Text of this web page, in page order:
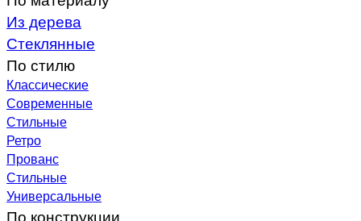
Из дерева
Стеклянные
По стилю
Классические
Современные
Стильные
Ретро
Прованс
Стильные
Универсальные
По конструкции